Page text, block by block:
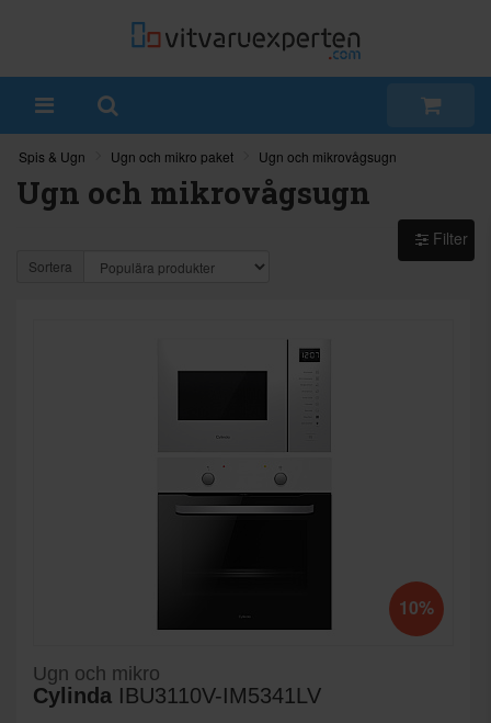
Spis & Ugn Ugn och mikro paket Ugn och mikrovågsugn
Ugn och mikrovågsugn
Sortera
10%
Ugn och mikro
Cylinda IBU3110V-IM5341LV
Filter